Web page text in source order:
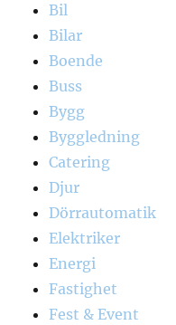
Bil
Bilar
Boende
Buss
Bygg
Byggledning
Catering
Djur
Dörrautomatik
Elektriker
Energi
Fastighet
Fest & Event